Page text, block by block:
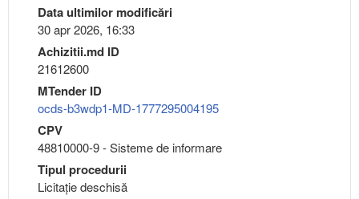
Data ultimilor modificări
30 apr 2026, 16:33
Achizitii.md ID
21612600
MTender ID
ocds-b3wdp1-MD-1777295004195
CPV
48810000-9 - Sisteme de informare
Tipul procedurii
Licitație deschisă